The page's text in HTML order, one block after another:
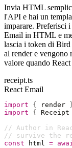
Invia HTML
l'API e hai un
imparare. Preferisci
Email in HTML e
lascia i token di Bird
al render e
valore quando
receipt.ts
React Email
import { render
import { Receipt
// Author in
// survive the
const html =